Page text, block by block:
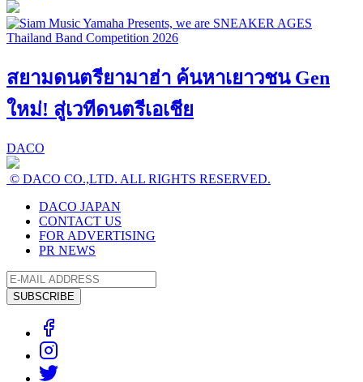
สยามดนตรียามาฮ่า ค้นหาเยาวชน Gen
ใหม่! สู่เวทีดนตรีเอเชีย
DACO
© DACO CO.,LTD. ALL RIGHTS RESERVED.
DACO JAPAN
CONTACT US
FOR ADVERTISING
PR NEWS